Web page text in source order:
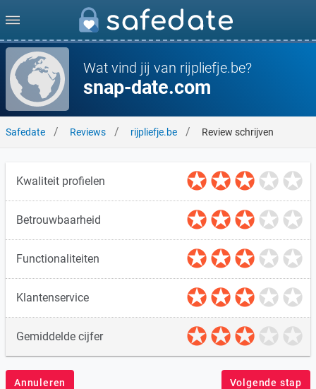
Wat vind jij van rijpliefje.be?
snap-date.com
Safedate Reviews rijpliefje.be Review schrijven
Kwaliteit profielen
Betrouwbaarheid
Functionaliteiten
Klantenservice
Gemiddelde cijfer
Annuleren Volgende stap